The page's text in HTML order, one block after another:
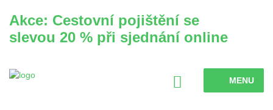
Akce: Cestovní pojištění se
slevou 20 % při sjednání online
MENU